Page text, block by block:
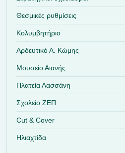
Θεσμικές ρυθμίσεις
Κολυμβητήριο
Αρδευτικό Α. Κώμης
Μουσείο Αιανής
Πλατεία Λασσάνη
Σχολείο ΖΕΠ
Cut & Cover
Ηλιαχτίδα